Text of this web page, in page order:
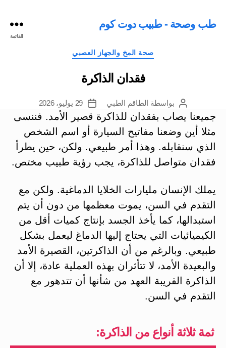
طب وصحة - طبيب دوت كوم
القائمة
التصنيفات
صحة المخ والجهاز العصبي
فقدان الذاكرة
كاتب
المقالة
بواسطة الطاقم الطبي
تاريخ
المقالة
29 يوليو، 2026
جميعنا يصاب بفقدان للذاكرة قصير الأمد. فننسى
مثلا أين وضعنا مفاتيح السيارة أو اسم الشخص
الذي سنقابله. وهذا أمر طبيعي. ولكن، حين يطرأ
فقدان متواصل للذاكرة، يجب رؤية طبيب مختص.
يملك الإنسان مليارات الخلايا الدماغية. ولكن مع
التقدم في السن، يموت معظمها من دون أن يتم
استبدالها، كما يأخذ الجسد بإنتاج كميات أقل من
الكيميائيات التي يحتاج إليها الدماغ ليعمل بشكل
طبيعي. وبالرغم من أن الذاكرتين، القصيرة الأمد
والبعيدة الأمد، لا تتأثران بهذه العملية عادة، إلا أن
الذاكرة القريبة العهد من شأنها أن تتدهور مع
التقدم في السن.
ثمة ثلاثة أنواع من الذاكرة: